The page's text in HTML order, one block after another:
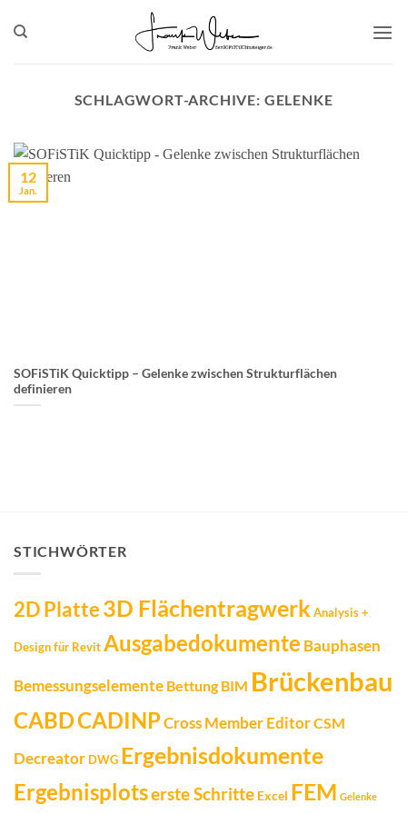
Inhalt
SCHLAGWORT-ARCHIVE: GELENKE
SOFiSTiK Quicktipp – Gelenke zwischen Strukturflächen
definieren
12
Jan.
STICHWÖRTER
2D Platte3D Flächentragwerk Analysis +
Design für RevitAusgabedokumente Bauphasen
Bemessungselemente Bettung BIM Brückenbau
CABDCADINPCross Member EditorCSM
Decreator DWG Ergebnisdokumente
Ergebnisplotserste Schritte Excel FEM Gelenke